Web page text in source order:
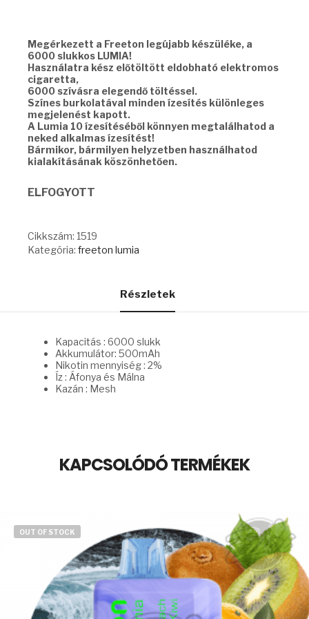
Megérkezett a Freeton legújabb készüléke, a
6000 slukkos LUMIA!
Használatra kész előtöltött eldobható elektromos
cigaretta,
6000 szívásra elegendő töltéssel.
Színes burkolatával minden ízesítés különleges
megjelenést kapott.
A Lumia 10 ízesítéséből könnyen megtalálhatod a
neked alkalmas ízesítést!
Bármikor, bármilyen helyzetben használhatod
kialakításának köszönhetően.
ELFOGYOTT
Cikkszám: 1519
Kategória: freeton lumia
Részletek
Kapacitás : 6000 slukk
Akkumulátor: 500mAh
Nikotin mennyiség : 2%
Íz : Áfonya és Málna
Kazán : Mesh
KAPCSOLÓDÓ TERMÉKEK
OUT OF STOCK